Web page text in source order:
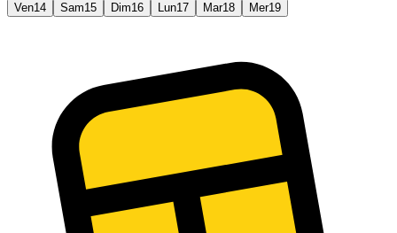
Ven14 Sam15 Dim16 Lun17 Mar18 Mer19